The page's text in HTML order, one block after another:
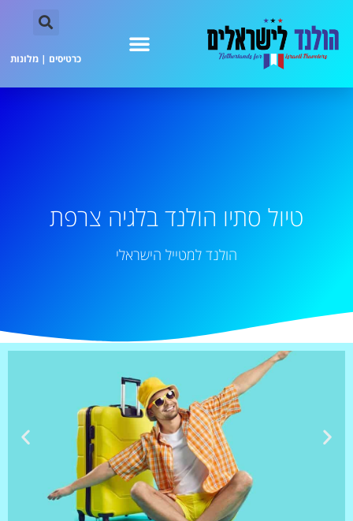
כרטיסים | מלונות
טיול סתיו הולנד בלגיה צרפת
הולנד למטייל הישראלי